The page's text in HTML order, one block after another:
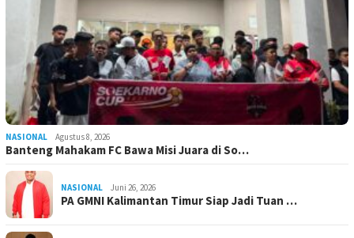
NASIONAL Agustus 8, 2026
Banteng Mahakam FC Bawa Misi Juara di So…
NASIONAL Juni 26, 2026
PA GMNI Kalimantan Timur Siap Jadi Tuan …